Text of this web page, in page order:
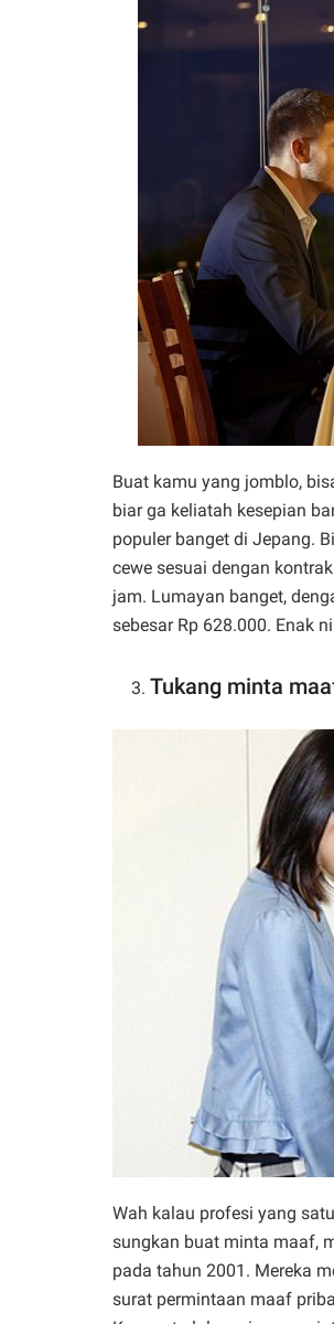
Buat kamu yang jomblo,
biar ga keliatah kesepian
populer banget di Jepang.
cewe sesuai dengan
jam. Lumayan banget,
sebesar Rp 628.000. Enak
Tukang minta
Wah kalau profesi yang
sungkan buat minta maaf,
pada tahun 2001. Mereka
surat permintaan maaf